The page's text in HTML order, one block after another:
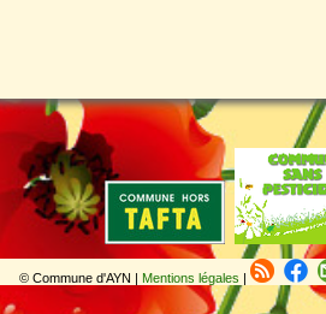
© Commune d'AYN | Mentions légales